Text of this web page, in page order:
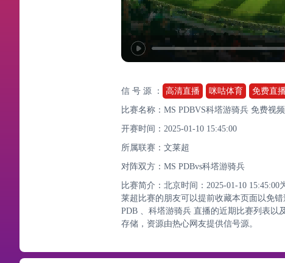
信 号 源 ： 高清直播 咪咕体育 免费直
比赛名称：MS PDBVS科塔游骑兵 免费视
开赛时间：2025-01-10 15:45:00
所属联赛： 文莱超
对阵双方：MS PDBvs科塔游骑兵
比赛简介：北京时间：2025-01-10
莱超比赛的朋友可以提前收藏本页面以免
PDB 、科塔游骑兵 直播的近期比赛列表以
存储，资源由热心网友提供信号源。